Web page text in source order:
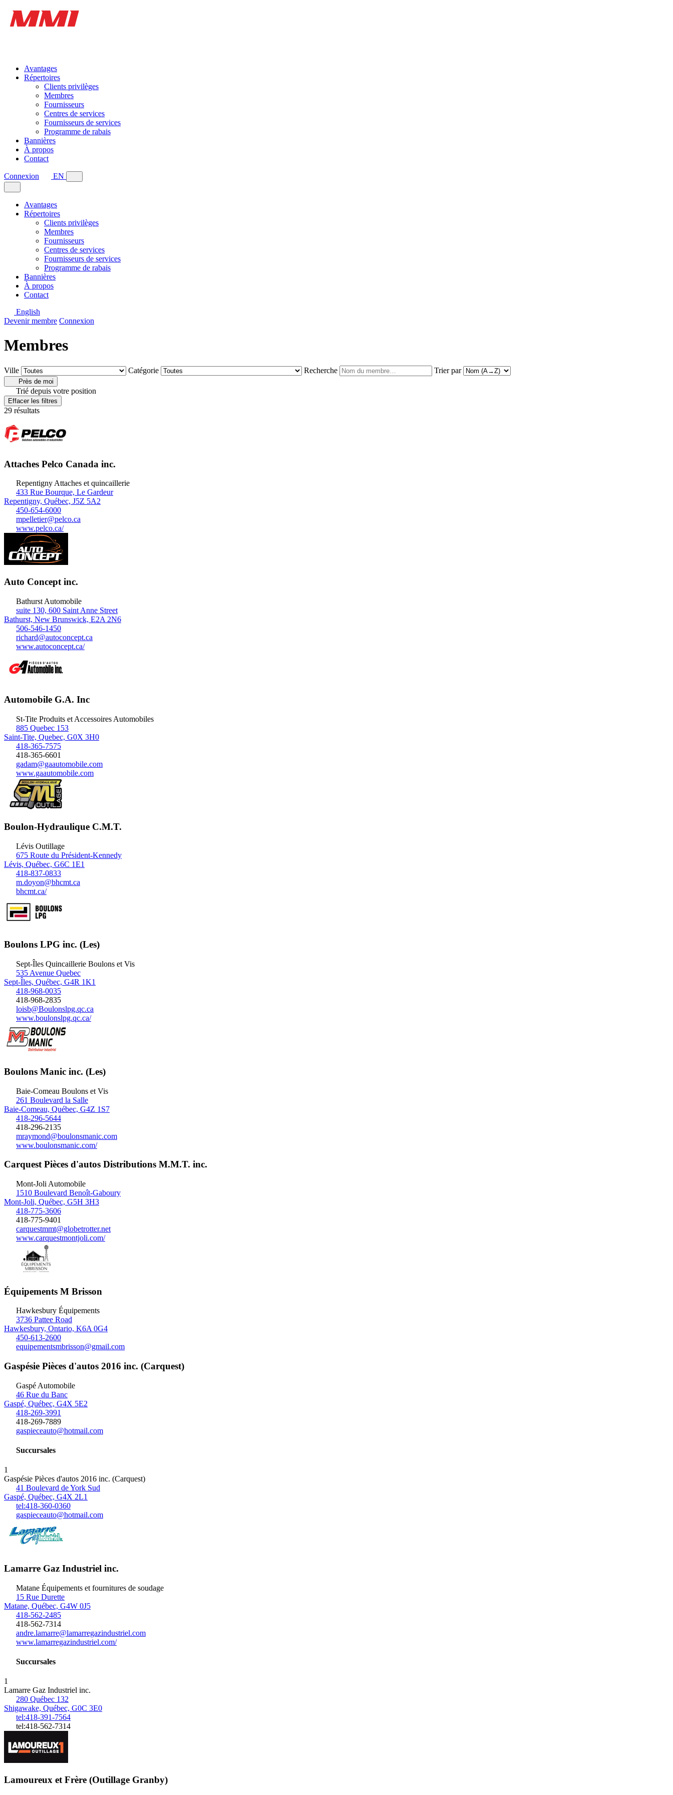
Avantages
Répertoires
Clients privilèges
Membres
Fournisseurs
Centres de services
Fournisseurs de services
Programme de rabais
Bannières
À propos
Contact
Connexion EN
Avantages
Répertoires
Clients privilèges
Membres
Fournisseurs
Centres de services
Fournisseurs de services
Programme de rabais
Bannières
À propos
Contact
English
Devenir membre Connexion
Membres
Ville Catégorie Recherche Trier par
Près de moi
Trié depuis votre position
Effacer les filtres
29 résultats
Attaches Pelco Canada inc.
Repentigny Attaches et quincaillerie
433 Rue Bourque, Le Gardeur
Repentigny, Québec, J5Z 5A2
450-654-6000
mpelletier@pelco.ca
www.pelco.ca/
Auto Concept inc.
Bathurst Automobile
suite 130, 600 Saint Anne Street
Bathurst, New Brunswick, E2A 2N6
506-546-1450
richard@autoconcept.ca
www.autoconcept.ca/
Automobile G.A. Inc
St-Tite Produits et Accessoires Automobiles
885 Quebec 153
Saint-Tite, Quebec, G0X 3H0
418-365-7575
418-365-6601
gadam@gaautomobile.com
www.gaautomobile.com
Boulon-Hydraulique C.M.T.
Lévis Outillage
675 Route du Président-Kennedy
Lévis, Québec, G6C 1E1
418-837-0833
m.doyon@bhcmt.ca
bhcmt.ca/
Boulons LPG inc. (Les)
Sept-Îles Quincaillerie Boulons et Vis
535 Avenue Quebec
Sept-Îles, Québec, G4R 1K1
418-968-0035
418-968-2835
loisb@Boulonslpg.qc.ca
www.boulonslpg.qc.ca/
Boulons Manic inc. (Les)
Baie-Comeau Boulons et Vis
261 Boulevard la Salle
Baie-Comeau, Québec, G4Z 1S7
418-296-5644
418-296-2135
mraymond@boulonsmanic.com
www.boulonsmanic.com/
Carquest Pièces d'autos Distributions M.M.T. inc.
Mont-Joli Automobile
1510 Boulevard Benoît-Gaboury
Mont-Joli, Québec, G5H 3H3
418-775-3606
418-775-9401
carquestmmt@globetrotter.net
www.carquestmontjoli.com/
Équipements M Brisson
Hawkesbury Équipements
3736 Pattee Road
Hawkesbury, Ontario, K6A 0G4
450-613-2600
equipementsmbrisson@gmail.com
Gaspésie Pièces d'autos 2016 inc. (Carquest)
Gaspé Automobile
46 Rue du Banc
Gaspé, Québec, G4X 5E2
418-269-3991
418-269-7889
gaspieceauto@hotmail.com
Succursales
1
Gaspésie Pièces d'autos 2016 inc. (Carquest)
41 Boulevard de York Sud
Gaspé, Québec, G4X 2L1
tel:418-360-0360
gaspieceauto@hotmail.com
Lamarre Gaz Industriel inc.
Matane Équipements et fournitures de soudage
15 Rue Durette
Matane, Québec, G4W 0J5
418-562-2485
418-562-7314
andre.lamarre@lamarregazindustriel.com
www.lamarregazindustriel.com/
Succursales
1
Lamarre Gaz Industriel inc.
280 Québec 132
Shigawake, Québec, G0C 3E0
tel:418-391-7564
tel:418-562-7314
Lamoureux et Frère (Outillage Granby)